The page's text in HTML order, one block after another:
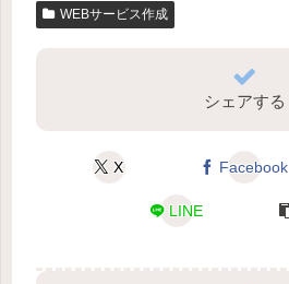
WEBサービス作成
シェアする
X Facebook
LINE